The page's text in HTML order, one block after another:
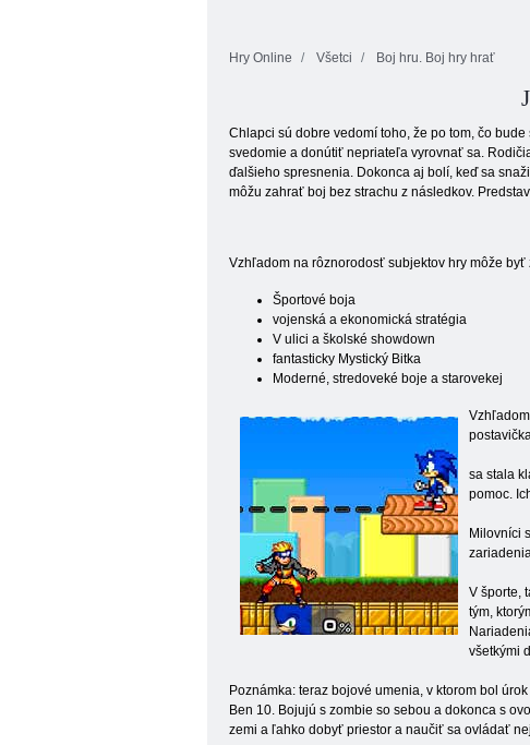
Hry Online Všetci Boj hru. Boj hry hrať
Chlapci sú dobre vedomí toho, že po tom, čo
svedomie a donútiť nepriateľa vyrovnať sa.
ďalšieho spresnenia. Dokonca aj bolí, keď sa
môžu zahrať boj bez strachu z následkov.
Vzhľadom na rôznorodosť subjektov hry môže
Športové boja
vojenská a ekonomická stratégia
V ulici a školské showdown
fantasticky Mystický Bitka
Moderné, stredoveké boje a starovekej
sa stala
pomoc.
Milovníci
V športe,
tým,
všetkými
Poznámka: teraz bojové umenia, v ktorom bol
Ben 10. Bojujú s zombie so sebou a dokonca s
zemi a ľahko dobyť priestor a naučiť sa ovládať